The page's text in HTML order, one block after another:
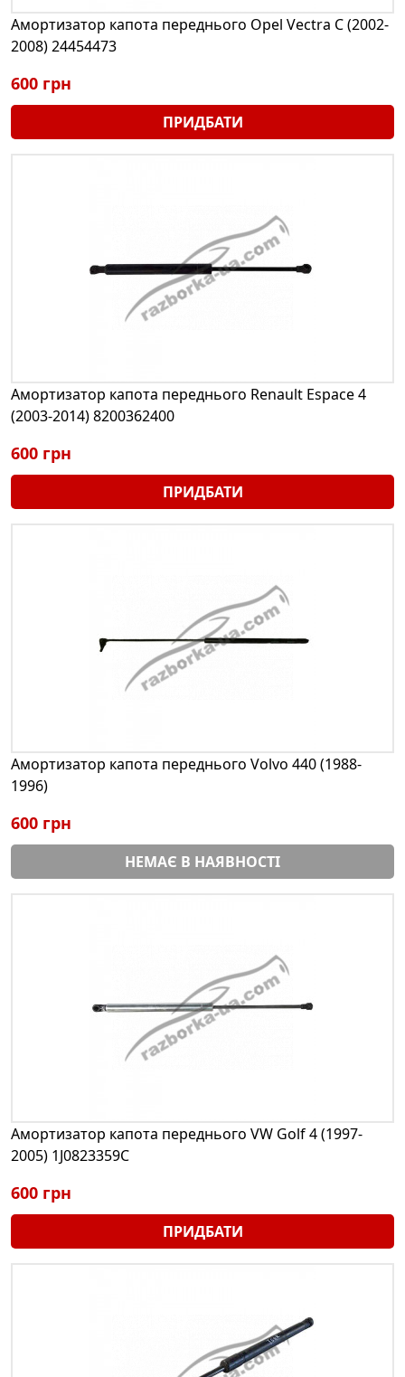
Амортизатор капота переднього Opel Vectra C (2002-
2008) 24454473
600 грн
ПРИДБАТИ
Амортизатор капота переднього Renault Espace 4
(2003-2014) 8200362400
600 грн
ПРИДБАТИ
Амортизатор капота переднього Volvo 440 (1988-
1996)
600 грн
НЕМАЄ В НАЯВНОСТІ
Амортизатор капота переднього VW Golf 4 (1997-
2005) 1J0823359C
600 грн
ПРИДБАТИ